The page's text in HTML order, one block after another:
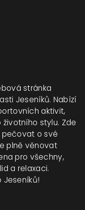
stránka
Jeseníků. Nabízí
aktivit,
stylu. Zde
pečovat o své
plně věnovat
pro všechny,
a relaxaci.
Jeseníků!